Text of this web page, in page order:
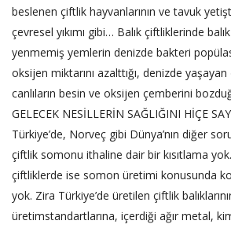
beslenen çiftlik hayvanlarının ve tavuk
çevresel yıkımı gibi… Balık çiftliklerinde balık
yenmemiş yemlerin denizde bakteri
oksijen miktarını azalttığı, denizde yaşayan
canlıların besin ve oksijen çemberini
GELECEK NESİLLERİN SAĞLIĞINI HİÇE
Türkiye’de, Norveç gibi Dünya’nın diğer
çiftlik somonu ithaline dair bir kısıtlama
çiftliklerde ise somon üretimi konusunda
yok. Zira Türkiye’de üretilen çiftlik
üretimstandartlarına, içerdiği ağır metal,